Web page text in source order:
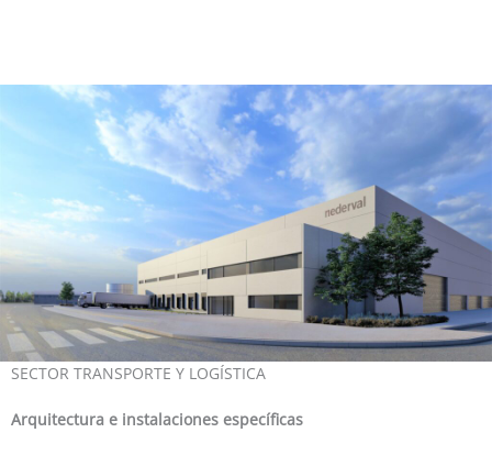
SECTOR TRANSPORTE Y LOGÍSTICA
Arquitectura e instalaciones específicas